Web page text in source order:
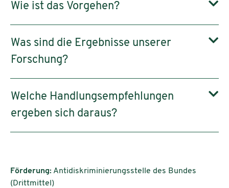
Wie ist das Vorgehen?
Was sind die Ergebnisse unserer
Forschung?
Welche Handlungsempfehlungen
ergeben sich daraus?
Förderung: Antidiskriminierungsstelle des Bundes
(Drittmittel)